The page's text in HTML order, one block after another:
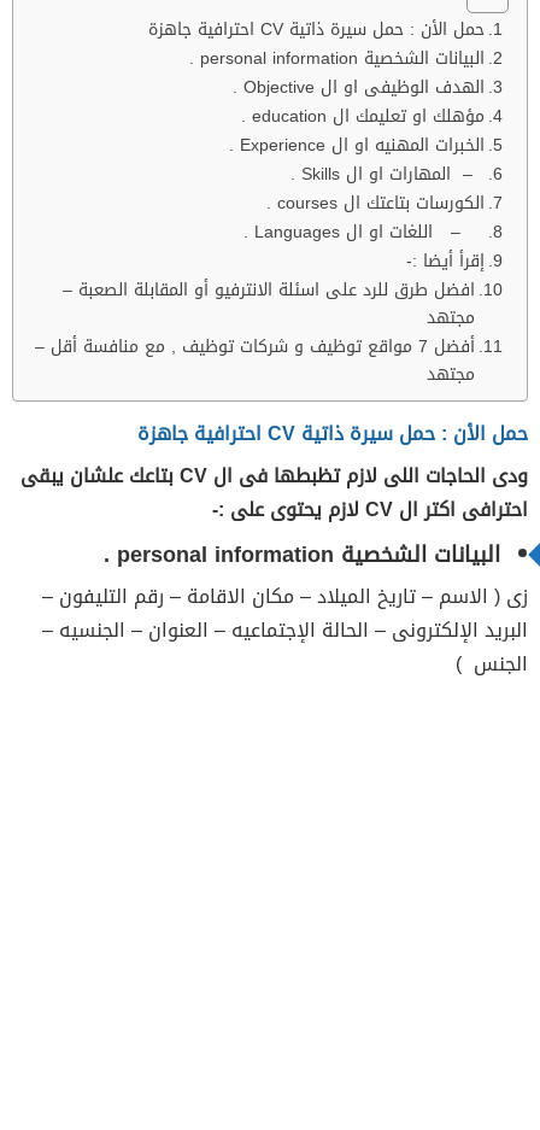
حمل الأن : حمل سيرة ذاتية CV احترافية جاهزة
البيانات الشخصية personal information .
الهدف الوظيفى او ال Objective .
مؤهلك او تعليمك ال education .
الخبرات المهنيه او ال Experience .
– المهارات او ال Skills .
الكورسات بتاعتك ال courses .
– اللغات او ال Languages .
إقرأ أيضا :-
افضل طرق للرد على اسئلة الانترفيو أو المقابلة الصعبة –
مجتهد
أفضل 7 مواقع توظيف و شركات توظيف , مع منافسة أقل –
مجتهد
حمل الأن : حمل سيرة ذاتية CV احترافية جاهزة
ودى الحاجات اللى لازم تظبطها فى ال CV بتاعك علشان يبقى
احترافى اكتر ال CV لازم يحتوى على :-
البيانات الشخصية personal information .
زى ( الاسم – تاريخ الميلاد – مكان الاقامة – رقم التليفون –
البريد الإلكترونى – الحالة الإجتماعيه – العنوان – الجنسيه –
الجنس )